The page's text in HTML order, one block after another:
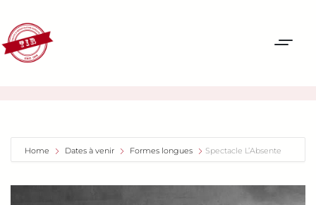
Home Dates à venir Formes longues Spectacle L’Absente